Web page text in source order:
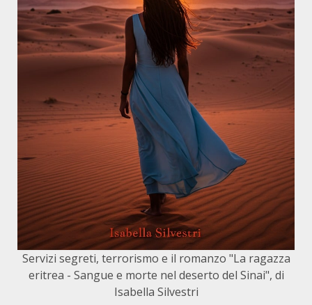
Servizi segreti, terrorismo e il romanzo "La ragazza
eritrea - Sangue e morte nel deserto del Sinai", di
Isabella Silvestri